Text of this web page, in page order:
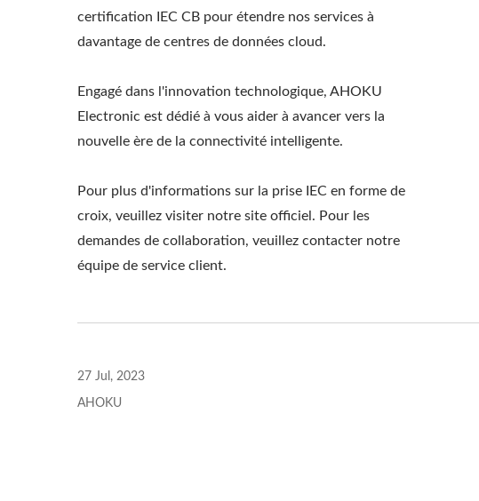
certification IEC CB pour étendre nos services à
davantage de centres de données cloud.
Engagé dans l'innovation technologique, AHOKU
Electronic est dédié à vous aider à avancer vers la
nouvelle ère de la connectivité intelligente.
Pour plus d'informations sur la prise IEC en forme de
croix, veuillez visiter notre site officiel. Pour les
demandes de collaboration, veuillez contacter notre
équipe de service client.
27 Jul, 2023
AHOKU